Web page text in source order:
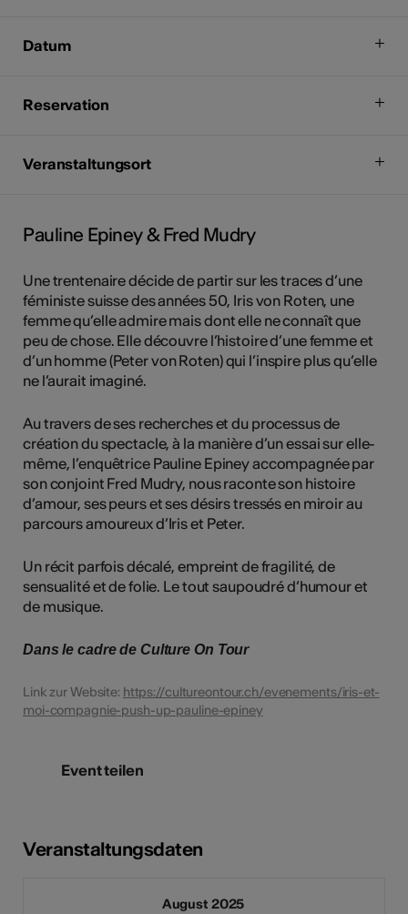
Datum
Reservation
Veranstaltungsort
Pauline Epiney & Fred Mudry
Une trentenaire décide de partir sur les traces d’une
féministe suisse des années 50, Iris von Roten, une
femme qu’elle admire mais dont elle ne connaît que
peu de chose. Elle découvre l’histoire d’une femme et
d’un homme (Peter von Roten) qui l’inspire plus qu’elle
ne l’aurait imaginé.
Au travers de ses recherches et du processus de
création du spectacle, à la manière d’un essai sur elle-
même, l’enquêtrice Pauline Epiney accompagnée par
son conjoint Fred Mudry, nous raconte son histoire
d’amour, ses peurs et ses désirs tressés en miroir au
parcours amoureux d’Iris et Peter.
Un récit parfois décalé, empreint de fragilité, de
sensualité et de folie. Le tout saupoudré d’humour et
de musique.
Dans le cadre de Culture On Tour
Link zur Website: https://cultureontour.ch/evenements/iris-et-
moi-compagnie-push-up-pauline-epiney
Event teilen
Veranstaltungsdaten
August 2025